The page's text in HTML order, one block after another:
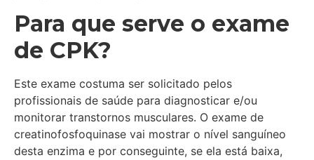
Para que serve o exame
de CPK?
Este exame costuma ser solicitado pelos
profissionais de saúde para diagnosticar e/ou
monitorar transtornos musculares. O exame de
creatinofosfoquinase vai mostrar o nível sanguíneo
desta enzima e por conseguinte, se ela está baixa,